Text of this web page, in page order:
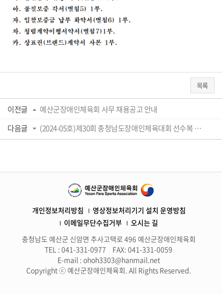
목록
이전글
예산군장애인체육회 사무 채용공고 안내
다음글
(2024-05호)제30회 충청남도장애인체육대회 선수복 및 임원복 입찰 선정 업체 공고
개인정보처리방침
영상정보처리기기 설치 운영방침
이메일무단수집거부
오시는 길
충청남도 예산군 신암면 추사고택로 496 예산군장애인체육회
TEL : 041-331-0977
FAX: 041-331-0059
E-mail : ohoh3303@hanmail.net
Copyright ⓒ 예산군장애인체육회. All Rights Reserved.